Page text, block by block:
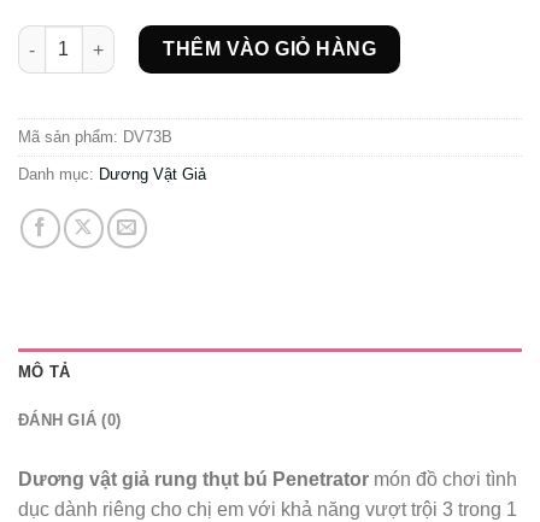
Dương vật giả rung thụt bú Penetrator số lượng
THÊM VÀO GIỎ HÀNG
Mã sản phẩm: DV73B
Danh mục: Dương Vật Giả
MÔ TẢ
ĐÁNH GIÁ (0)
Dương vật giả rung thụt bú Penetrator món đồ chơi tình
dục dành riêng cho chị em với khả năng vượt trội 3 trong 1